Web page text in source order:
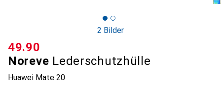
2 Bilder
Noreve Lederschutzhülle
Huawei Mate 20
CHF
49.90